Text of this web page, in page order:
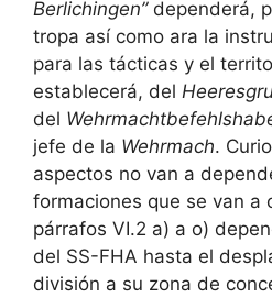
Berlichingen”dependerá,
tropa así como ara la
para las tácticas y el
establecerá, del
del
jefe de la Wehrmach.
aspectos no van a
formaciones que se van a
párrafos VI.2 a) a o)
del SS-FHA hasta el
división a su zona de